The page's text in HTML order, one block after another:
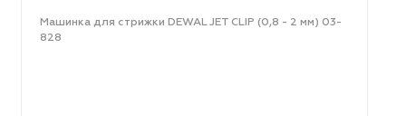
Машинка для стрижки DEWAL JET CLIP (0,8 - 2 мм) 03-
828